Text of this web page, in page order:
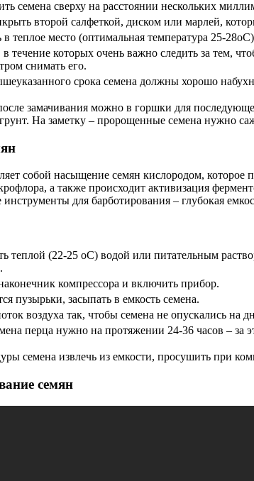
семена сверху на расстоянии нескольких
второй салфеткой, диском или марлей,
в теплое место (оптимальная температура 25-
течение которых очень важно следить за тем,
снимать его.
срока семена должны хорошо
замачивания можно в горшки для
На заметку – пророщенные семена нужно
собой насыщение семян кислородом, которое
а также происходит активизация
для барботирования – глубокая
теплой (22-25 оС) водой или питательным
компрессора и включить прибор.
пузырьки, засыпать в емкость семена.
воздуха так, чтобы семена не опускались на
перца нужно на протяжении 24-36 часов –
семена извлечь из емкости, просушить при
семян